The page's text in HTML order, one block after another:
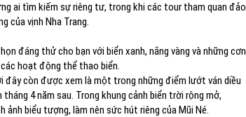
ai tìm kiếm sự riêng tư, trong khi các tour tham quan đảo
của vịnh Nha Trang.
đáng thử cho bạn với biển xanh, nắng vàng và những cơn
hoạt động thể thao biển.
đây còn được xem là một trong những điểm lướt ván diều
4 năm sau. Trong khung cảnh biển trời rộng mở,
biểu tượng, làm nên sức hút riêng của Mũi Né.